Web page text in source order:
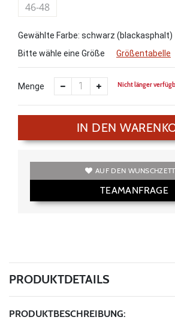
46-48
Gewählte Farbe: schwarz (blackasphalt)
Bitte wähle eine Größe
Größentabelle
Menge Nicht länger
IN DEN
AUF DEN
TEAMANFRAGE
PRODUKTDETAILS
PRODUKTBESCHREIBUNG: